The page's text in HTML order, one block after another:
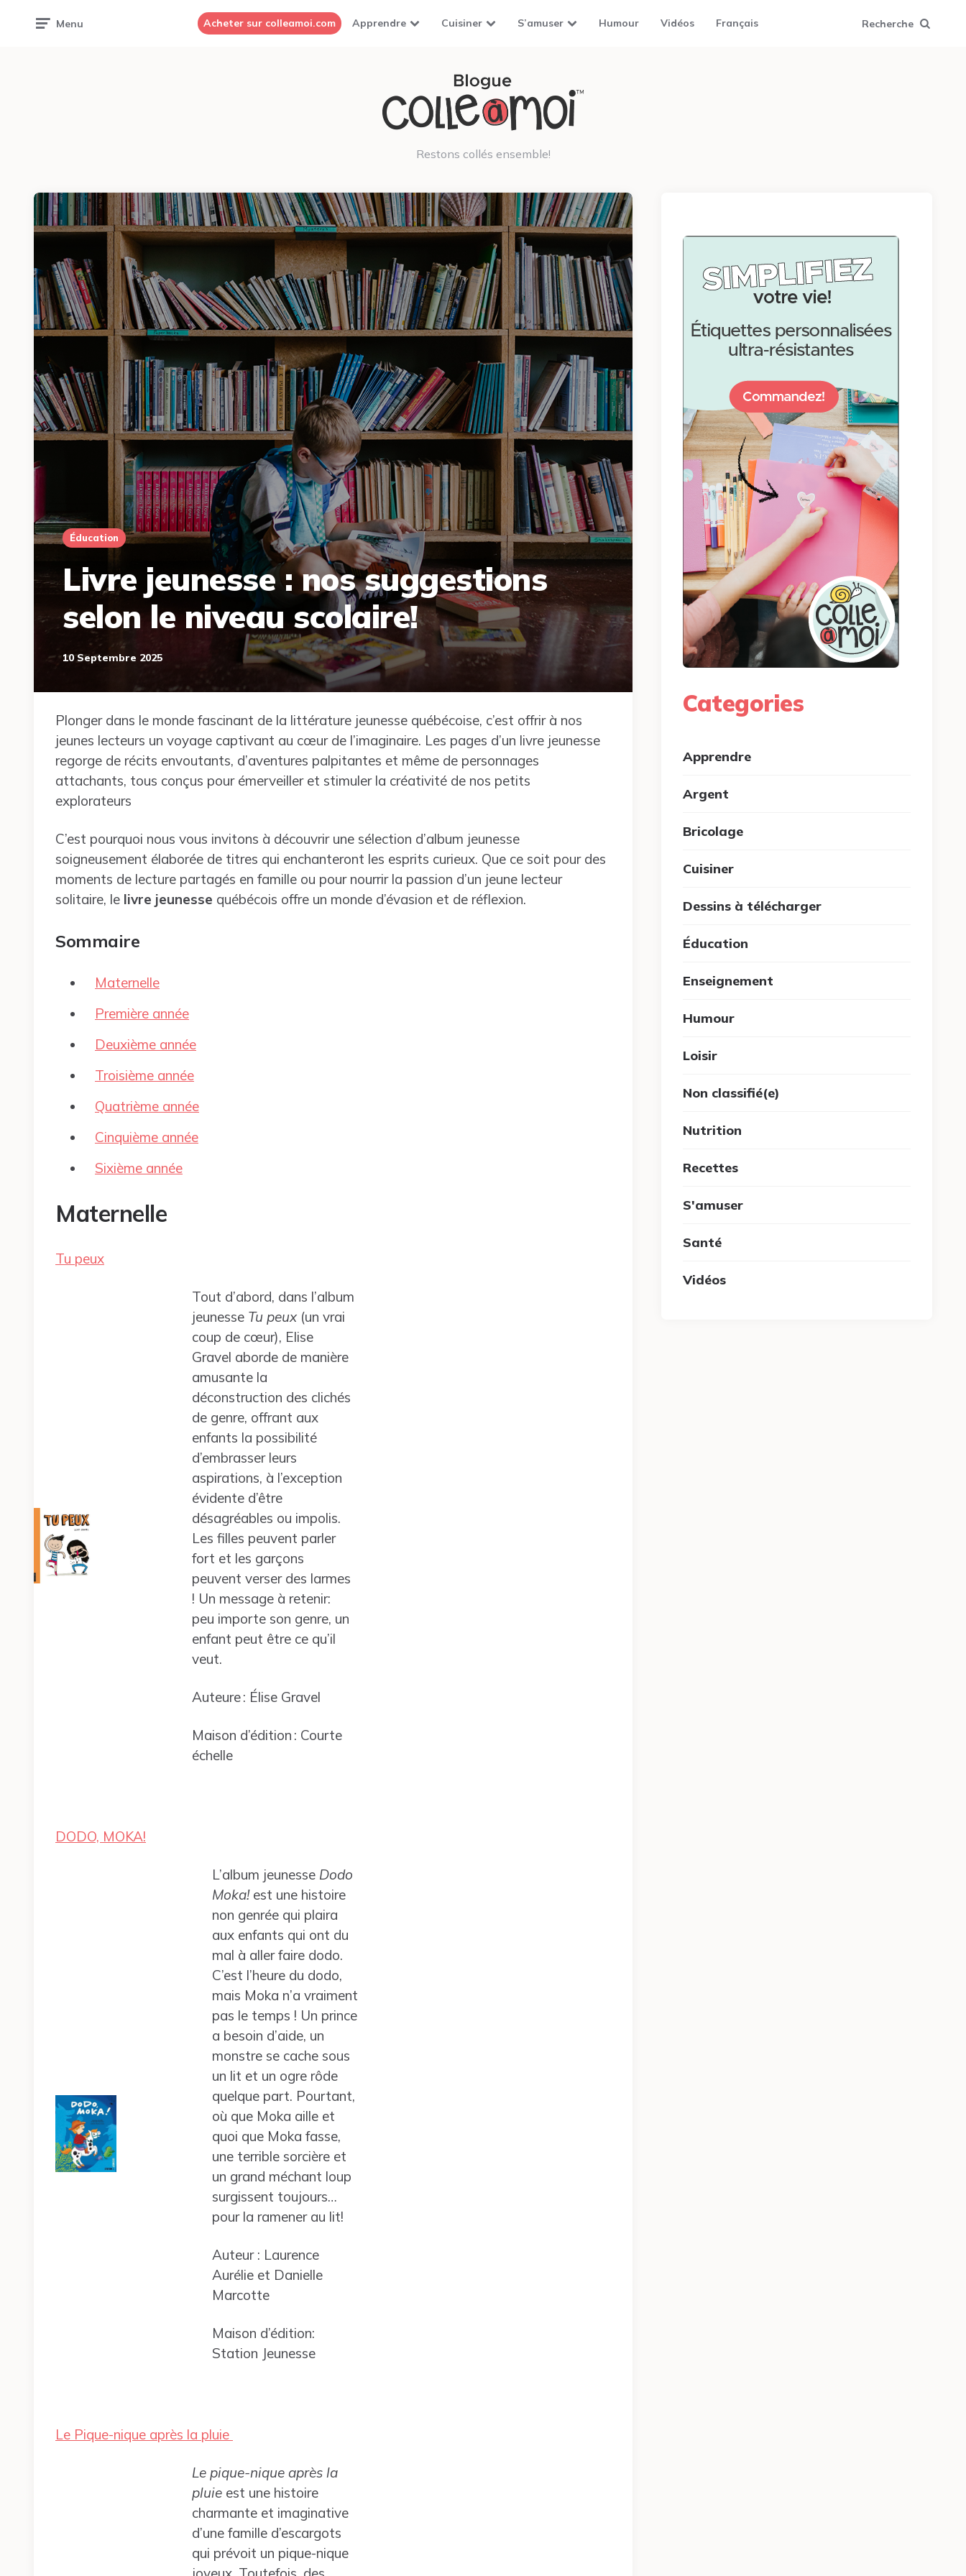
Menu Acheter sur colleamoi.com Apprendre Cuisiner S’amuser Humour Vidéos Français Recherche
Restons collés ensemble!
Éducation
Livre jeunesse : nos suggestions
selon le niveau scolaire!
10 Septembre 2025
Plonger dans le monde fascinant de la littérature jeunesse québécoise, c’est offrir à nos
jeunes lecteurs un voyage captivant au cœur de l’imaginaire. Les pages d’un livre jeunesse
regorge de récits envoutants, d’aventures palpitantes et même de personnages
attachants, tous conçus pour émerveiller et stimuler la créativité de nos petits
explorateurs
C’est pourquoi nous vous invitons à découvrir une sélection d’album jeunesse
soigneusement élaborée de titres qui enchanteront les esprits curieux. Que ce soit pour des
moments de lecture partagés en famille ou pour nourrir la passion d’un jeune lecteur
solitaire, le livre jeunesse québécois offre un monde d’évasion et de réflexion.
Sommaire
Maternelle
Première année
Deuxième année
Troisième année
Quatrième année
Cinquième année
Sixième année
Maternelle
Tu peux
Tout d’abord, dans l’album
jeunesse Tu peux(un vrai
coup de cœur), Elise
Gravel aborde de manière
amusante la
déconstruction des clichés
de genre, offrant aux
enfants la possibilité
d’embrasser leurs
aspirations, à l’exception
évidente d’être
désagréables ou impolis.
Les filles peuvent parler
fort et les garçons
peuvent verser des larmes
! Un message à retenir:
peu importe son genre, un
enfant peut être ce qu’il
veut.
Auteure : Élise Gravel
Maison d’édition : Courte
échelle
DODO, MOKA!
L’album jeunesse Dodo
Moka!est une histoire
non genrée qui plaira
aux enfants qui ont du
mal à aller faire dodo.
C’est l’heure du dodo,
mais Moka n’a vraiment
pas le temps ! Un prince
a besoin d’aide, un
monstre se cache sous
un lit et un ogre rôde
quelque part. Pourtant,
où que Moka aille et
quoi que Moka fasse,
une terrible sorcière et
un grand méchant loup
surgissent toujours…
pour la ramener au lit!
Auteur : Laurence
Aurélie et Danielle
Marcotte
Maison d’édition:
Station Jeunesse
Le Pique-nique après la pluie
Le pique-nique après la
pluieest une histoire
charmante et imaginative
d’une famille d’escargots
qui prévoit un pique-nique
Categories
Apprendre
Argent
Bricolage
Cuisiner
Dessins à télécharger
Éducation
Enseignement
Humour
Loisir
Non classifié(e)
Nutrition
Recettes
S'amuser
Santé
Vidéos